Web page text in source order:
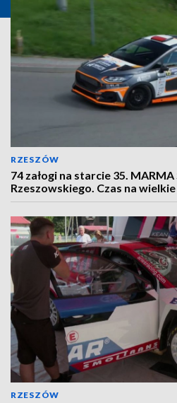
RZESZÓW
74 załogi na starcie 35.
Rzeszowskiego. Czas na
RZESZÓW